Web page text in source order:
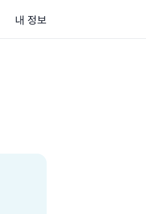
내 정보